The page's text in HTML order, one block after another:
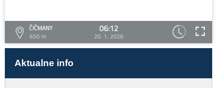
ČIČMANY
650 m
06:12
20. 1. 2026
Aktualne info